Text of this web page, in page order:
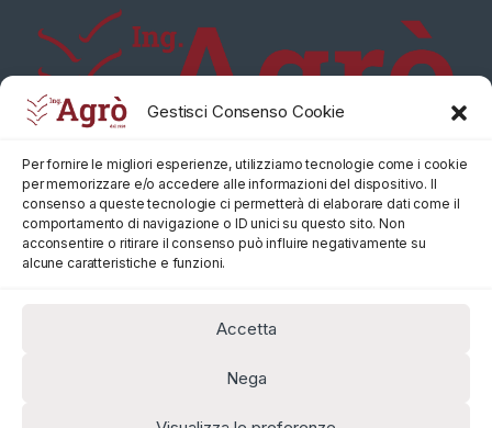
Gestisci Consenso Cookie
Per fornire le migliori esperienze, utilizziamo tecnologie come i cookie
per memorizzare e/o accedere alle informazioni del dispositivo. Il
consenso a queste tecnologie ci permetterà di elaborare dati come il
comportamento di navigazione o ID unici su questo sito. Non
acconsentire o ritirare il consenso può influire negativamente su
alcune caratteristiche e funzioni.
Accetta
Nega